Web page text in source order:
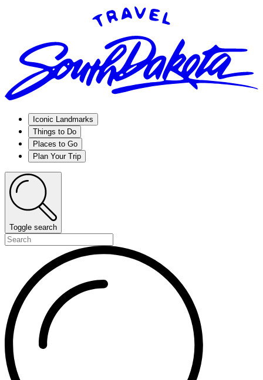
Iconic Landmarks
Things to Do
Places to Go
Plan Your Trip
Toggle search